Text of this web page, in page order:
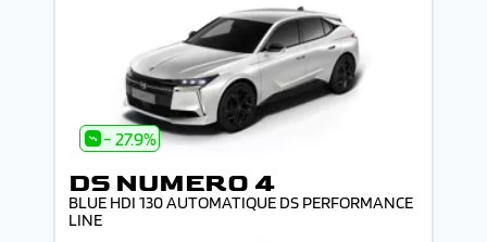
- 27.9%
DS NUMERO 4
BLUE HDI 130 AUTOMATIQUE DS PERFORMANCE
LINE